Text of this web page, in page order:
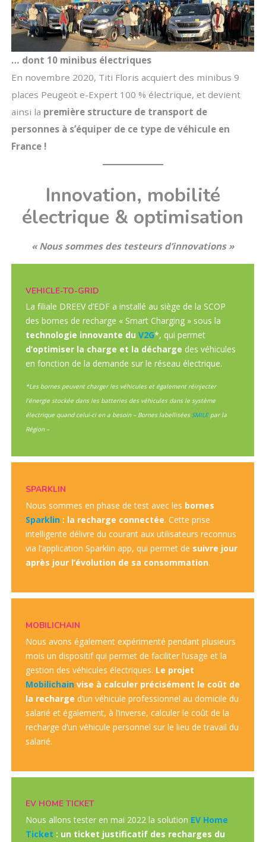
… dont 10 minibus électriques
En novembre 2020, Titi Floris acquiert des minibus 9
places Peugeot e-Expert 100 % électrique, et devient
ainsi la première structure de transport de
personnes à s’équiper de ce type de véhicule en
France !
Innovation, mobilité
électrique & optimisation
« Nous sommes des testeurs d’innovations »
VEHICLE-TO-GRID
La filiale DREEV d’EDF a installé au siège de la SCOP
des bornes de recharge « Smart Charging » sous la
technologie innovante duV2G*, qui permet
d’optimiser la charge et la décharge des véhicules
en fonction de la demande sur le réseau électrique.
*Les bornes peuvent charger les véhicules et également réinjecter
l’énergie stockée dans les batteries des véhicules dans le système
électrique quand celui-ci en a besoin – Bornes labelliséesSMILEpar la
Région –
SPARKLIN
Nous sommes en phase de test avec les bornes
Sparklin : la recharge connectée. Cette prise
intelligente délivre du courant aux utilisateurs reconnus
via l’application Sparklin app, qui permet de suivre jour
après jour l’évolution de sa consommation.
MOBILICHAIN
Nous avons également expérimenté pendant plusieurs
mois un dispositif qui permet de faciliter l’usage et la
gestion des véhicules électriques. Le projet
Mobilichain vise à calculer précisément le coût de
la recharged’un véhicule professionnel au domicile du
salarié et également, à l’inverse, calculer le coût de la
recharge d’un véhicule personnel sur le lieu de travail du
salarié.
EV HOME TICKET
Nous allons tester en mai 2022 la solution EV Home
Ticket : un ticket justificatif des recharges du